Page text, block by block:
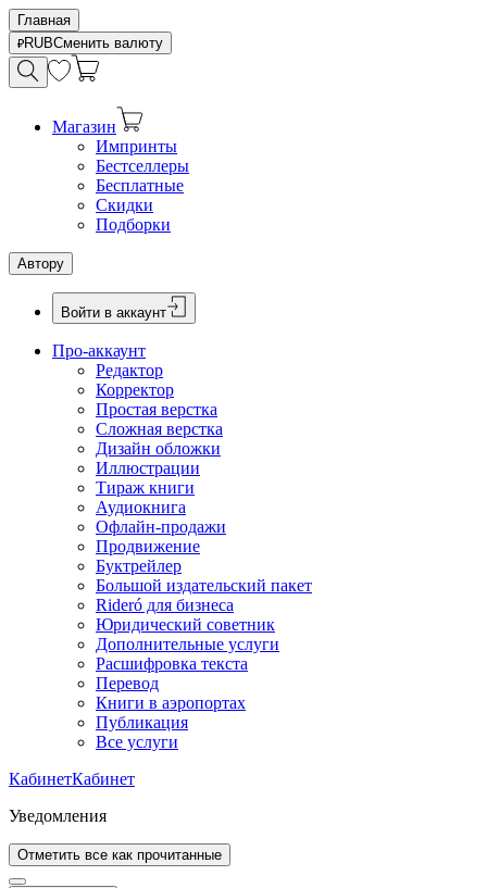
Главная
RUBСменить валюту
Магазин
Импринты
Бестселлеры
Бесплатные
Скидки
Подборки
Автору
Войти в аккаунт
Про-аккаунт
Редактор
Корректор
Простая верстка
Сложная верстка
Дизайн обложки
Иллюстрации
Тираж книги
Аудиокнига
Офлайн-продажи
Продвижение
Буктрейлер
Большой издательский пакет
Rideró для бизнеса
Юридический советник
Дополнительные услуги
Расшифровка текста
Перевод
Книги в аэропортах
Публикация
Все услуги
КабинетКабинет
Уведомления
Отметить все как прочитанные